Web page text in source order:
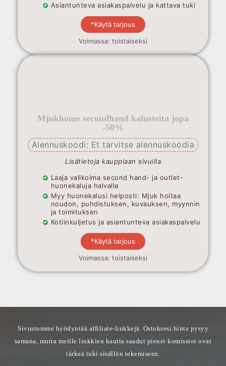
Asiantunteva asiakaspalvelu ja kattava tuki
*Käytä tarjous
Voimassa: toistaiseksi
Mjukhome secondhand kalusteita jopa
-50%
Alennuskoodi: Et tarvitse alennuskoodia
Lisätietoja kauppiaan sivuilla
Laaja valikoima second hand- ja outlet-
huonekaluja halvalla
Myy huonekalusi helposti: Mjuk hoitaa
noudon, puhdistuksen, kuvauksen, myynnin
ja toimituksen
Kotiinkuljetus ja asiantunteva asiakaspalvelu
*Käytä tarjous
Voimassa: toistaiseksi
Sivustomme hyödyntää affiliate-linkkejä. Ostoksesi hinta pysyy
samana, mutta meille linkkien kautta saadut pienet komissiot ovat
tärkeä tuki sisällön tekemiseen.